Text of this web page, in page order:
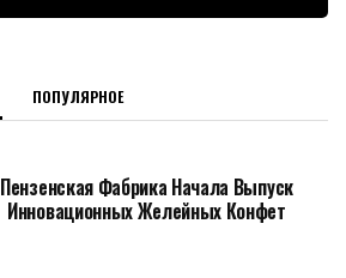
ПОПУЛЯРНОЕ
Пензенская Фабрика Начала Выпуск
Инновационных Желейных Конфет